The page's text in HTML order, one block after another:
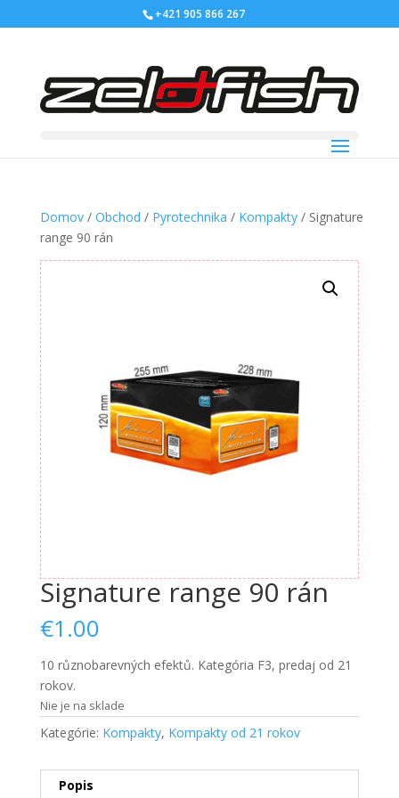
+421 905 866 267
Domov/ Obchod / Pyrotechnika / Kompakty/ Signature
range 90 rán
Signature range 90 rán
€1.00
10 různobarevných efektů. Kategória F3, predaj od 21
rokov.
Nie je na sklade
Kategórie: Kompakty, Kompakty od 21 rokov
Popis
Tieto súbory
cookie nie
fungovanie
Aby sme